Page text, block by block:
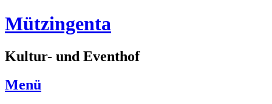
Zum
Inhalt
Mützingenta
Kultur- und Eventhof
Menü